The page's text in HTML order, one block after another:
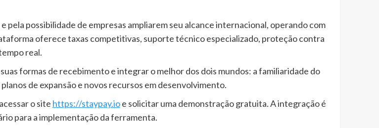
pela possibilidade de empresas ampliarem seu alcance internacional, operando com
oferece taxas competitivas, suporte técnico especializado, proteção contra
real.
formas de recebimento e integrar o melhor dos dois mundos: a familiaridade do
de expansão e novos recursos em desenvolvimento.
o site https://staypay.ioe solicitar uma demonstração gratuita. A integração é
para a implementação da ferramenta.